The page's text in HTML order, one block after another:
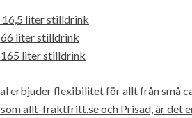
16,5 liter stilldrink
66 liter stilldrink
165 liter stilldrink
erbjuder flexibilitet för allt från små
allt-fraktfritt.se och Prisad, är det